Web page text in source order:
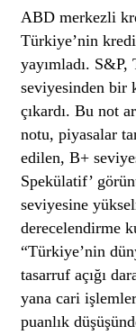
ABD merkezli
Türkiye’nin
yayımladı.
seviyesinden bir
çıkardı. Bu not
notu, piyasalar
edilen, B+
Spekülatif’
seviyesine
derecelendirme
“Türkiye’nin
tasarruf açığı
yana cari
puanlık